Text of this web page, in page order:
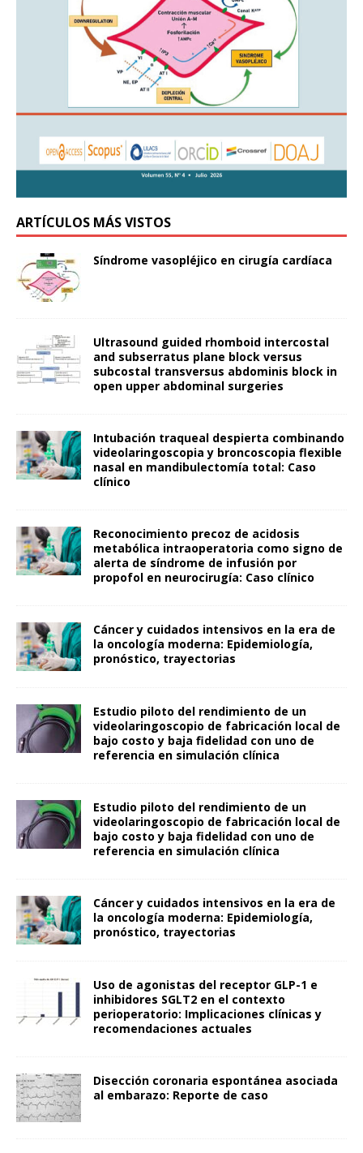
ARTÍCULOS MÁS VISTOS
Síndrome vasopléjico en cirugía cardíaca
Ultrasound guided rhomboid intercostal
and subserratus plane block versus
subcostal transversus abdominis block in
open upper abdominal surgeries
Intubación traqueal despierta combinando
videolaringoscopia y broncoscopia flexible
nasal en mandibulectomía total: Caso
clínico
Reconocimiento precoz de acidosis
metabólica intraoperatoria como signo de
alerta de síndrome de infusión por
propofol en neurocirugía: Caso clínico
Cáncer y cuidados intensivos en la era de
la oncología moderna: Epidemiología,
pronóstico, trayectorias
Estudio piloto del rendimiento de un
videolaringoscopio de fabricación local de
bajo costo y baja fidelidad con uno de
referencia en simulación clínica
Estudio piloto del rendimiento de un
videolaringoscopio de fabricación local de
bajo costo y baja fidelidad con uno de
referencia en simulación clínica
Cáncer y cuidados intensivos en la era de
la oncología moderna: Epidemiología,
pronóstico, trayectorias
Uso de agonistas del receptor GLP-1 e
inhibidores SGLT2 en el contexto
perioperatorio: Implicaciones clínicas y
recomendaciones actuales
Disección coronaria espontánea asociada
al embarazo: Reporte de caso